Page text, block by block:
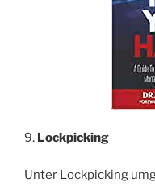
9. Lockpicking
Unter Lockpicking